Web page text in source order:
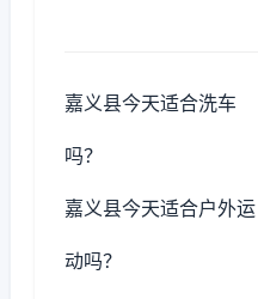
嘉义县今天适合洗车
吗？
嘉义县今天适合户外运
动吗？